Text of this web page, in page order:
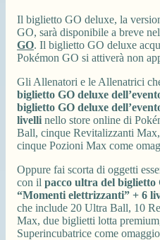
Il biglietto GO deluxe, la
GO, sarà disponibile a breve
GO. Il biglietto GO deluxe
Pokémon GO si attiverà non
Gli Allenatori e le Allenatrici
biglietto GO deluxe
biglietto GO deluxe
livelli nello store online di
Ball, cinque Revitalizzanti
cinque Pozioni Max come
Oppure fai scorta di oggetti
con il pacco ultra del biglietto
“Momenti elettrizzanti” + 6
che include 20 Ultra Ball, 10
Max, due biglietti lotta
Superincubatrice come